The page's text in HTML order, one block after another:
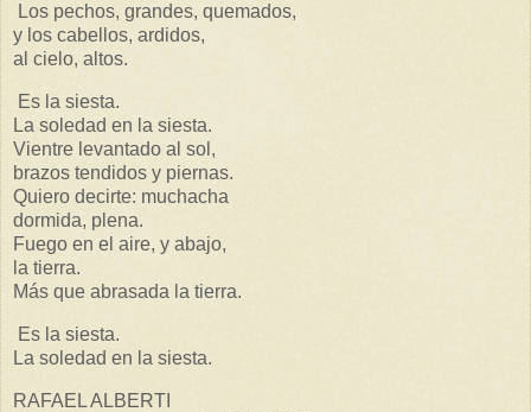
Los pechos, grandes, quemados,
y los cabellos, ardidos,
al cielo, altos.
Es la siesta.
La soledad en la siesta.
Vientre levantado al sol,
brazos tendidos y piernas.
Quiero decirte: muchacha
dormida, plena.
Fuego en el aire, y abajo,
la tierra.
Más que abrasada la tierra.
Es la siesta.
La soledad en la siesta.
RAFAEL ALBERTI